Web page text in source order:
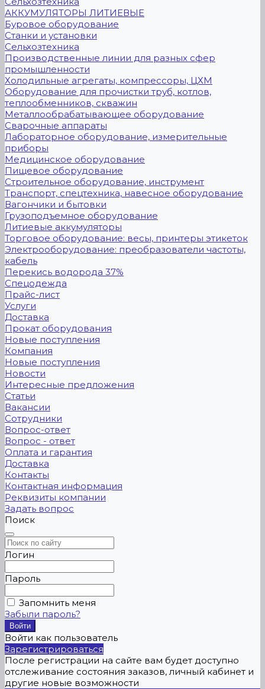
АККУМУЛЯТОРЫ ЛИТИЕВЫЕ
Буровое оборудование
Станки и установки
Сельхозтехника
Производственные линии для разных сфер
промышленности
Холодильные агрегаты, компрессоры, ЦХМ
Оборудование для прочистки труб, котлов,
теплообменников, скважин
Металлообрабатывающее оборудование
Сварочные аппараты
Лабораторное оборудование, измерительные
приборы
Медицинское оборудование
Пищевое оборудование
Строительное оборудование, инструмент
Транспорт, спецтехника, навесное оборудование
Вагончики и бытовки
Грузоподъемное оборудование
Литиевые аккумуляторы
Торговое оборудование: весы, принтеры этикеток
Электрооборудование: преобразователи частоты,
кабель
Перекись водорода 37%
Спецодежда
Прайс-лист
Услуги
Доставка
Прокат оборудования
Новые поступления
Компания
Новые поступления
Новости
Интересные предложения
Статьи
Вакансии
Сотрудники
Вопрос-ответ
Вопрос - ответ
Оплата и гарантия
Доставка
Контакты
Контактная информация
Реквизиты компании
Задать вопрос
Поиск
Логин
Пароль
Запомнить меня
Забыли пароль?
Войти как пользователь
Зарегистрироваться
После регистрации на сайте вам будет доступно
отслеживание состояния заказов, личный кабинет и
другие новые возможности